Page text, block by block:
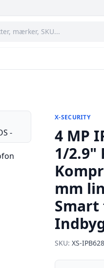
X-SECURITY
4 MP
1/2.9"
mm
SKU: XS-